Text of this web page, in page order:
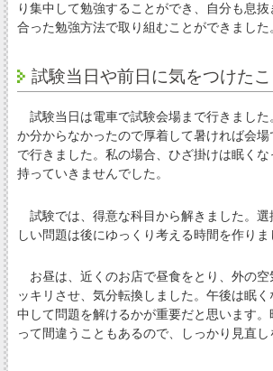
り集中して勉強することができ、自分も息
合った勉強方法で取り組むことができました
試験当日や前日に気をつけたこ
試験当日は電車で試験会場まで行きました
か分からなかったので厚着して暑ければ会
で行きました。私の場合、ひざ掛けは眠くな
持っていきませんでした。
試験では、得意な科目から解きました。選
しい問題は後にゆっくり考える時間を作りま
お昼は、近くのお店で昼食をとり、外の空
ッキリさせ、気分転換しました。午後は眠
中して問題を解けるかが重要だと思います
って間違うこともあるので、しっかり見直し